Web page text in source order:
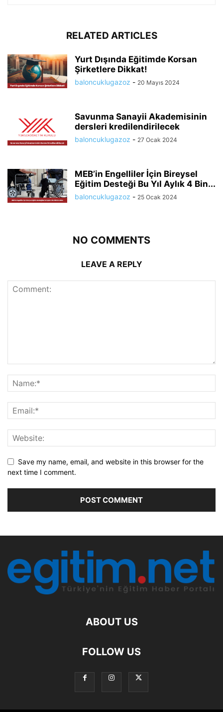
RELATED ARTICLES
Yurt Dışında Eğitimde Korsan
Şirketlere Dikkat!
baloncuklugazoz - 20 Mayıs 2024
Savunma Sanayii Akademisinin
dersleri kredilendirilecek
baloncuklugazoz - 27 Ocak 2024
MEB’in Engelliler İçin Bireysel
Eğitim Desteği Bu Yıl Aylık 4 Bin...
baloncuklugazoz - 25 Ocak 2024
NO COMMENTS
LEAVE A REPLY
Save my name, email, and website in this browser for the
next time I comment.
ABOUT US
FOLLOW US